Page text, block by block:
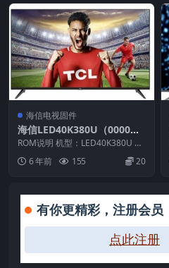
海信电视固件
海信LED40K380U（0000）
BOM1官方原厂USB刷机电视
固件包
ROM说明 机型：LED40K380U 固
件版本：（0000） BOM：1 海
信...6 年前 155 20
有你更精彩，注册会员
点此注册